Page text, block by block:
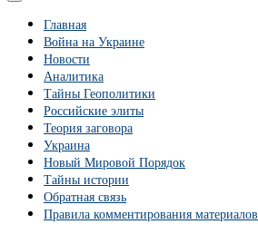
Главная
Война на Украине
Новости
Аналитика
Тайны Геополитики
Российские элиты
Теория заговора
Украина
Новый Мировой Порядок
Тайны истории
Обратная связь
Правила комментирования материалов